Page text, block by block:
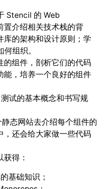
Stencil 的 Web
置介绍相关技术栈的背
库的架构和设计原则；学
组织。
的组件，剖析它们的代码
能，培养一个良好的组件
试的基本概念和书写规
态网站去介绍每个组件的
，还会给大家做一些代码
得：
基础知识；